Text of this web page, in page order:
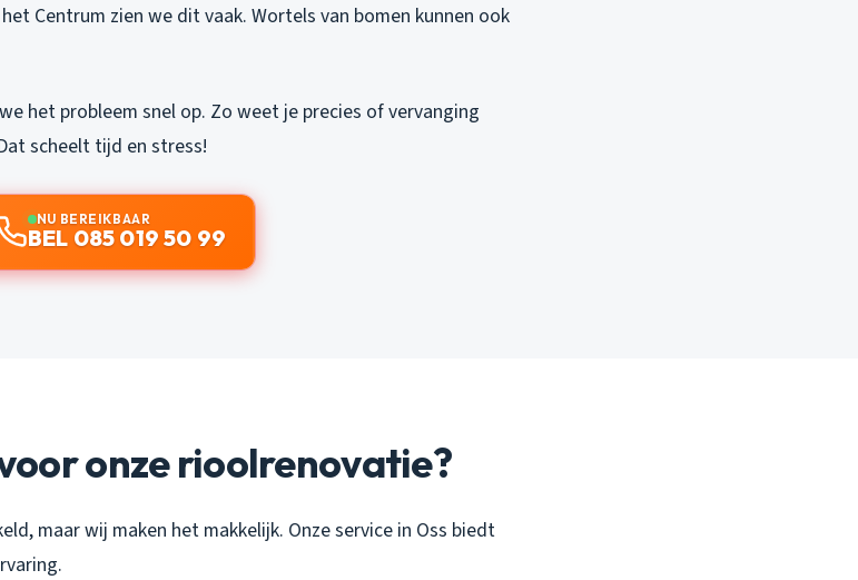
Centrum zien we dit vaak. Wortels van bomen kunnen ook
het probleem snel op. Zo weet je precies of vervanging
scheelt tijd en stress!
NU BEREIKBAAR
BEL 085 019 50 99
onze rioolrenovatie?
maar wij maken het makkelijk. Onze service in Oss biedt